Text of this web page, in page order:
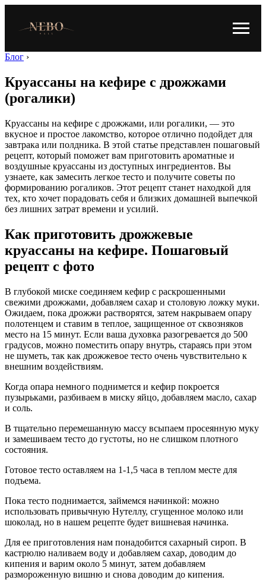
Блог ›
Круассаны на кефире с дрожжами
(рогалики)
Круассаны на кефире с дрожжами, или рогалики, — это
вкусное и простое лакомство, которое отлично подойдет для
завтрака или полдника. В этой статье представлен пошаговый
рецепт, который поможет вам приготовить ароматные и
воздушные круассаны из доступных ингредиентов. Вы
узнаете, как замесить легкое тесто и получите советы по
формированию рогаликов. Этот рецепт станет находкой для
тех, кто хочет порадовать себя и близких домашней выпечкой
без лишних затрат времени и усилий.
Как приготовить дрожжевые
круассаны на кефире. Пошаговый
рецепт с фото
В глубокой миске соединяем кефир с раскрошенными
свежими дрожжами, добавляем сахар и столовую ложку муки.
Ожидаем, пока дрожжи растворятся, затем накрываем опару
полотенцем и ставим в теплое, защищенное от сквозняков
место на 15 минут. Если ваша духовка разогревается до 500
градусов, можно поместить опару внутрь, стараясь при этом
не шуметь, так как дрожжевое тесто очень чувствительно к
внешним воздействиям.
Когда опара немного поднимется и кефир покроется
пузырьками, разбиваем в миску яйцо, добавляем масло, сахар
и соль.
В тщательно перемешанную массу всыпаем просеянную муку
и замешиваем тесто до густоты, но не слишком плотного
состояния.
Готовое тесто оставляем на 1-1,5 часа в теплом месте для
подъема.
Пока тесто поднимается, займемся начинкой: можно
использовать привычную Нутеллу, сгущенное молоко или
шоколад, но в нашем рецепте будет вишневая начинка.
Для ее приготовления нам понадобится сахарный сироп. В
кастрюлю наливаем воду и добавляем сахар, доводим до
кипения и варим около 5 минут, затем добавляем
размороженную вишню и снова доводим до кипения.